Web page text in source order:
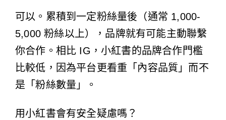
可以。累積到一定粉絲量後（通常 1,000-
5,000 粉絲以上），品牌就有可能主動聯繫
你合作。相比 IG，小紅書的品牌合作門檻
比較低，因為平台更看重「內容品質」而不
是「粉絲數量」。
用小紅書會有安全疑慮嗎？